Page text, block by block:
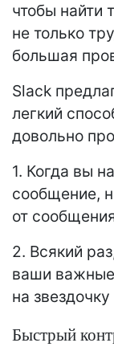
чтобы найти
не только
большая
Slack
легкий
довольно
1. Когда вы
сообщение,
от
2. Всякий
ваши
на
Быстрый